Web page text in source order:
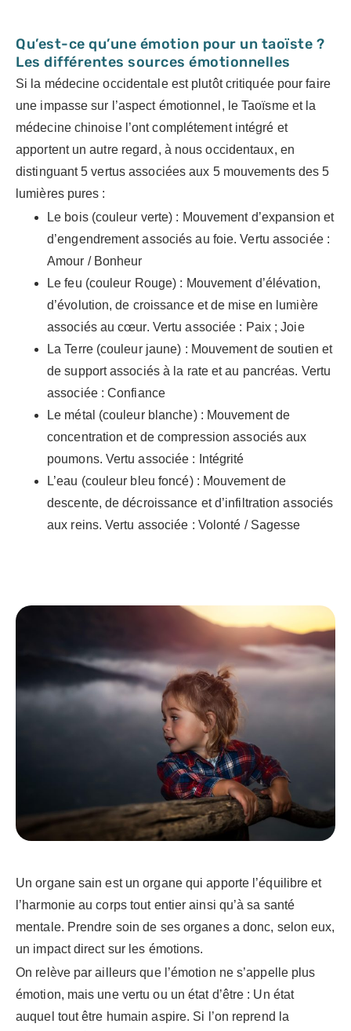
Qu’est-ce qu’une émotion pour un taoïste ?
Les différentes sources émotionnelles
Si la médecine occidentale est plutôt critiquée pour faire
une impasse sur l’aspect émotionnel, le Taoïsme et la
médecine chinoise l’ont complétement intégré et
apportent un autre regard, à nous occidentaux, en
distinguant 5 vertus associées aux 5 mouvements des 5
lumières pures :
Le bois (couleur verte) : Mouvement d’expansion et
d’engendrement associés au foie. Vertu associée :
Amour / Bonheur
Le feu (couleur Rouge) : Mouvement d’élévation,
d’évolution, de croissance et de mise en lumière
associés au cœur. Vertu associée : Paix ; Joie
La Terre (couleur jaune) : Mouvement de soutien et
de support associés à la rate et au pancréas. Vertu
associée : Confiance
Le métal (couleur blanche) : Mouvement de
concentration et de compression associés aux
poumons. Vertu associée : Intégrité
L’eau (couleur bleu foncé) : Mouvement de
descente, de décroissance et d’infiltration associés
aux reins. Vertu associée : Volonté / Sagesse
Un organe sain est un organe qui apporte l’équilibre et
l’harmonie au corps tout entier ainsi qu’à sa santé
mentale. Prendre soin de ses organes a donc, selon eux,
un impact direct sur les émotions.
On relève par ailleurs que l’émotion ne s’appelle plus
émotion, mais une vertu ou un état d’être : Un état
auquel tout être humain aspire. Si l’on reprend la